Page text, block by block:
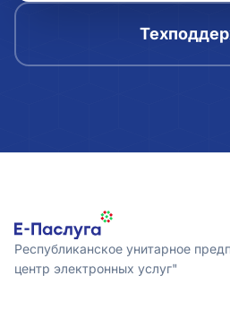
Республиканское унитарное
центр электронных услуг"